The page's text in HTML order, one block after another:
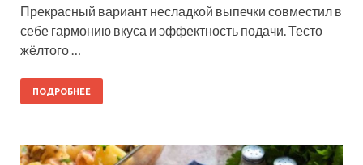
Прекрасный вариант несладкой выпечки совместил в
себе гармонию вкуса и эффектность подачи. Тесто
жёлтого …
ПОДРОБНЕЕ